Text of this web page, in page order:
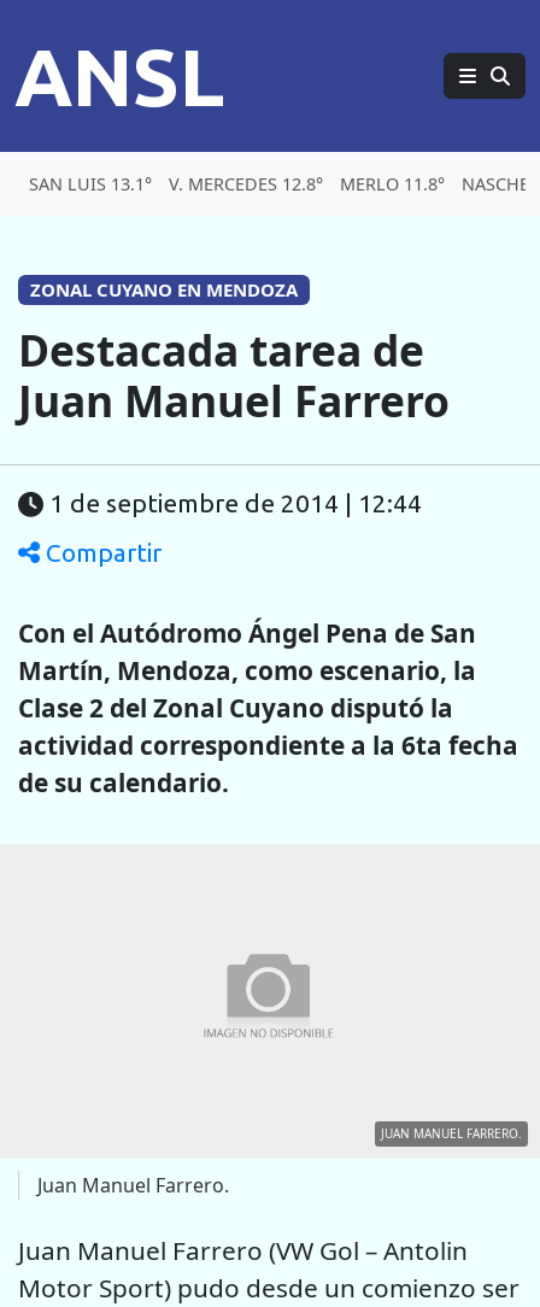
ANSL
SAN LUIS 13.1° V. MERCEDES 12.8° MERLO 11.8°
ZONAL CUYANO EN MENDOZA
Destacada tarea de
Juan Manuel Farrero
1 de septiembre de 2014 | 12:44
Compartir
Con el Autódromo Ángel Pena de San
Martín, Mendoza, como escenario, la
Clase 2 del Zonal Cuyano disputó la
actividad correspondiente a la 6ta fecha
de su calendario.
JUAN MANUEL FARRERO.
Juan Manuel Farrero.
Juan Manuel Farrero (VW Gol – Antolin
Motor Sport) pudo desde un comienzo ser